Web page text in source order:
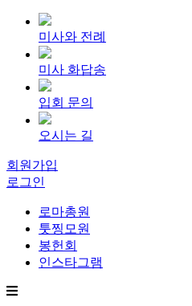
미사와 전례
미사 화답송
입회 문의
오시는 길
회원가입
로그인
로마총원
툿찡모원
봉헌회
인스타그램